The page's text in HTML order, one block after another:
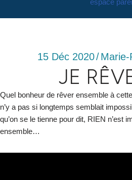
15 Déc 2020/
JE
Quel bonheur de rêver ensemble à
n’y a pas si longtemps semblait
qu’on se le tienne pour dit, RIEN n’est
ensemble…